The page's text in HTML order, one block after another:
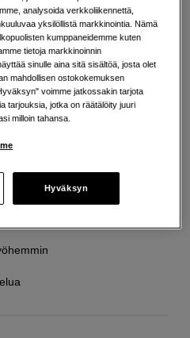
osamaksuun Lue lisää
ostoskoriin
analysoida verkkoliikennettä,
yksilöllistä markkinointia. Nämä
kumppaneidemme kuten
tietoja markkinoinnin
sinulle aina sitä sisältöä, josta olet
mahdollisen ostokokemuksen
voimme jatkossakin tarjota
tarjouksia, jotka on räätälöity juuri
milloin tahansa.
Hyväksyn